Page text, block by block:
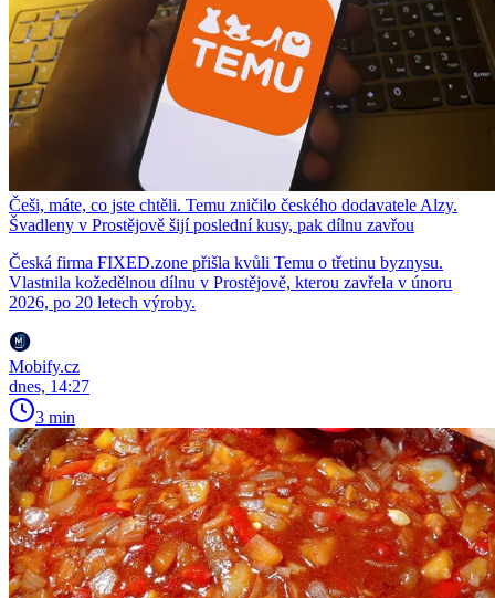
Češi, máte, co jste chtěli. Temu zničilo českého dodavatele Alzy.
Švadleny v Prostějově šijí poslední kusy, pak dílnu zavřou
Česká firma FIXED.zone přišla kvůli Temu o třetinu byznysu.
Vlastnila kožedělnou dílnu v Prostějově, kterou zavřela v únoru
2026, po 20 letech výroby.
Mobify.cz
dnes, 14:27
3 min